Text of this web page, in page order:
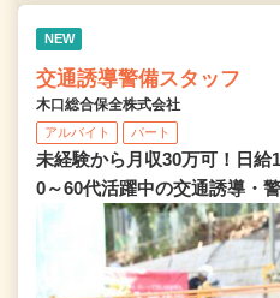
NEW
交通誘導警備スタッフ
木口総合保全株式会社
アルバイト パート
未経験から月収30万可！日給
0～60代活躍中の交通誘導・